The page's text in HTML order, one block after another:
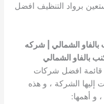
برواد التنظيف افضل
الشمالي | شركه
بالفاو الشمالي
قائمة افضل شركات
إليها الشركة ، و هذه
و أهمها: